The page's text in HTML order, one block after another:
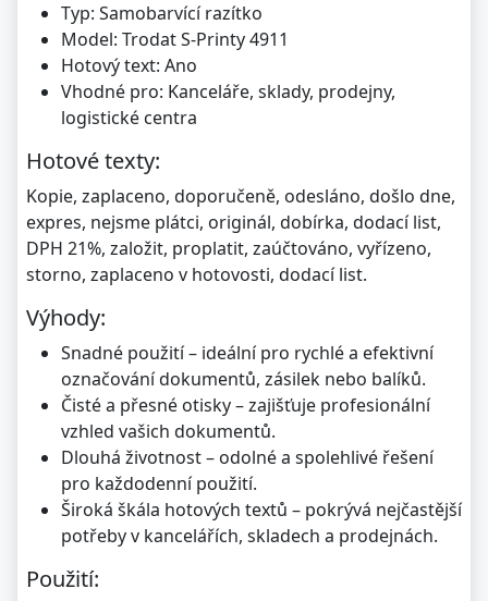
Typ: Samobarvící razítko
Model: Trodat S-Printy 4911
Hotový text: Ano
Vhodné pro: Kanceláře, sklady, prodejny,
logistické centra
Hotové texty:
Kopie, zaplaceno, doporučeně, odesláno, došlo dne,
expres, nejsme plátci, originál, dobírka, dodací list,
DPH 21%, založit, proplatit, zaúčtováno, vyřízeno,
storno, zaplaceno v hotovosti, dodací list.
Výhody:
Snadné použití – ideální pro rychlé a efektivní
označování dokumentů, zásilek nebo balíků.
Čisté a přesné otisky – zajišťuje profesionální
vzhled vašich dokumentů.
Dlouhá životnost – odolné a spolehlivé řešení
pro každodenní použití.
Široká škála hotových textů – pokrývá nejčastější
potřeby v kancelářích, skladech a prodejnách.
Použití: